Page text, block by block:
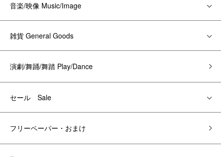
音楽/映像 Music/Image
雑貨 General Goods
演劇/舞踊/舞踏 Play/Dance
セール Sale
フリーペーパー・おまけ